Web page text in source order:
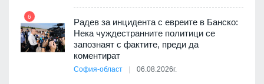
6
Радев за инцидента с евреите в Банско:
Нека чуждестранните политици се
запознаят с фактите, преди да
коментират
София-област 06.08.2026г.